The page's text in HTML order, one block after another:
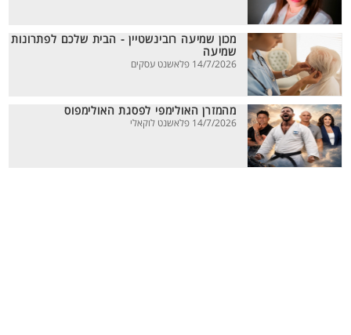
מכון שמיעה רובינשטיין - הבית שלכם לפתרונות
שמיעה
14/7/2026 פלאשנט עסקים
מהמזרן האולימפי לפסגת האולימפוס
14/7/2026 פלאשנט לוקאלי